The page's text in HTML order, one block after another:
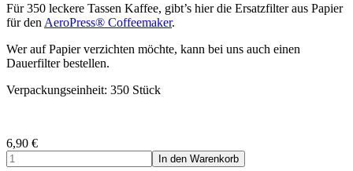
Für 350 leckere Tassen Kaffee, gibt’s hier die Ersatzfilter aus Papier
für den AeroPress® Coffeemaker.
Wer auf Papier verzichten möchte, kann bei uns auch einen
Dauerfilter bestellen.
Verpackungseinheit: 350 Stück
6,90 €